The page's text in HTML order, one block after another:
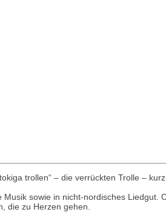
trollen“ – die verrückten Trolle – kurz
sowie in nicht-nordisches Liedgut.
die zu Herzen gehen.